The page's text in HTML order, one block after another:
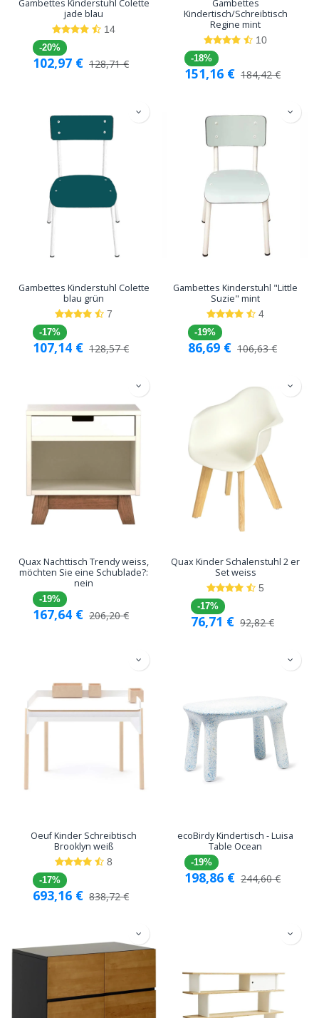
Gambettes Kinderstuhl Colette
jade blau
14
-20%
102,97 € 128,71€
Gambettes
Kindertisch/Schreibtisch
Regine mint
10
-18%
151,16 € 184,42€
Gambettes Kinderstuhl Colette
blau grün
7
-17%
107,14 € 128,57€
Gambettes Kinderstuhl "Little
Suzie" mint
4
-19%
86,69 € 106,63€
Quax Nachttisch Trendy weiss,
möchten Sie eine Schublade?:
nein
-19%
167,64 € 206,20€
Quax Kinder Schalenstuhl 2 er
Set weiss
5
-17%
76,71 € 92,82€
Oeuf Kinder Schreibtisch
Brooklyn weiß
8
-17%
693,16 € 838,72€
ecoBirdy Kindertisch - Luisa
Table Ocean
-19%
198,86 € 244,60€